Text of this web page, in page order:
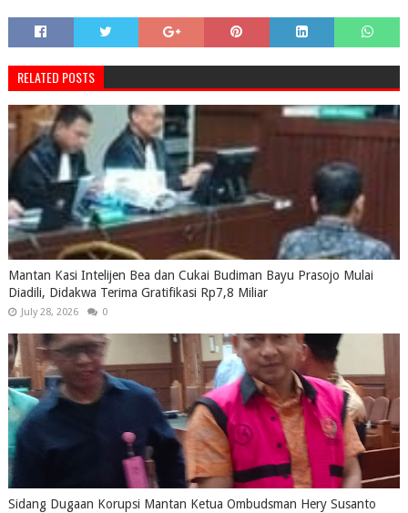
RELATED POSTS
Mantan Kasi Intelijen Bea dan Cukai Budiman Bayu Prasojo Mulai
Diadili, Didakwa Terima Gratifikasi Rp7,8 Miliar
July 28, 2026 0
Sidang Dugaan Korupsi Mantan Ketua Ombudsman Hery Susanto